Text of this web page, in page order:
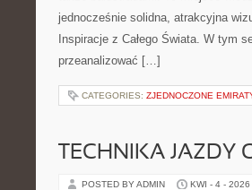
jednocześnie solidna, atrakcyjna
Inspiracje z Całego Świata. W tym
przeanalizować […]
CATEGORIES: ZJEDNOCZONE
TECHNIKA JAZDY
POSTED BY ADMIN KWI - 4 - 2026